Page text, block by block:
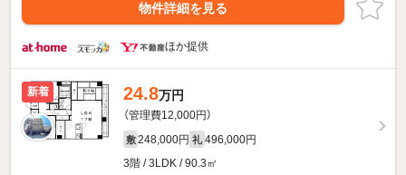
物件詳細を見る
ほか提供
新着 24.8万円
（管理費12,000円）
敷 248,000円 礼 496,000円
3階 / 3LDK / 90.3㎡